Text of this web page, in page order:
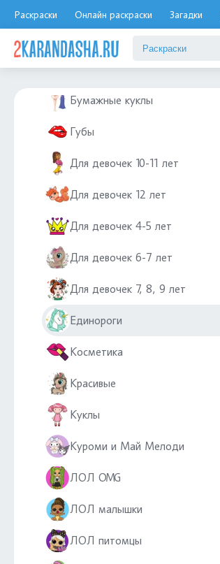
Раскраски Онлайн раскраски Загадки
Для девочек
Бумажные куклы
Губы
Для девочек 10-11 лет
Для девочек 12 лет
Для девочек 4-5 лет
Для девочек 6-7 лет
Для девочек 7, 8, 9 лет
Единороги
Косметика
Красивые
Куклы
Куроми и Май Мелоди
ЛОЛ OMG
ЛОЛ малышки
ЛОЛ питомцы